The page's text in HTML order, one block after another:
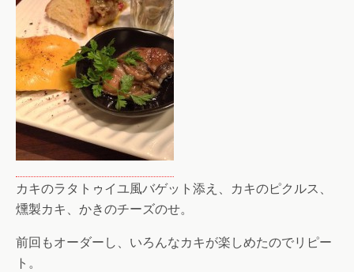
カキのラタトゥイユ風バゲット添え、カキのピクルス、
燻製カキ、かきのチーズのせ。
前回もオーダーし、いろんなカキが楽しめたのでリピー
ト。